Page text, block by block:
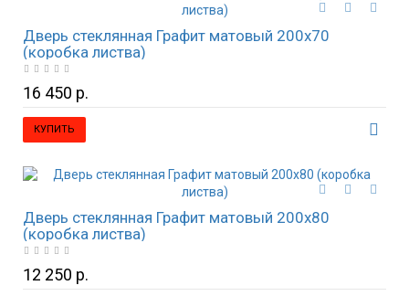
Дверь стеклянная Графит матовый 200х70
(коробка листва)
16 450 р.
КУПИТЬ
Дверь стеклянная Графит матовый 200х80
(коробка листва)
12 250 р.